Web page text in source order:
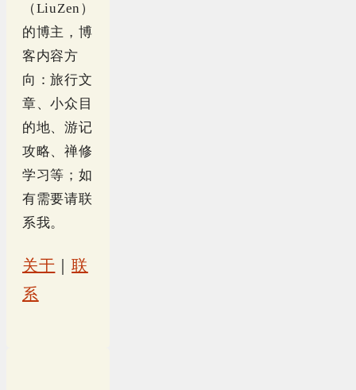
（LiuZen）
的博主，博
客内容方
向：旅行文
章、小众目
的地、游记
攻略、禅修
学习等；如
有需要请联
系我。
关于 ｜联
系